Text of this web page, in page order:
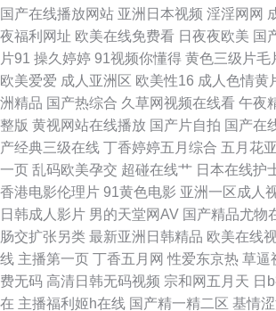
影院在线 91免视频免费看 日韩国产精品四虎 日韩A
场 欧美变态另类在线 岛国搬运最新网址 男同看片站
美女奸三级 欧美AⅤ综合观看 草草影院免费 变态另类
热精品 大香蕉网伊 自尉视频软件 日本有码区 香蕉伊
激情av自拍 欧洲色爱 欧美少女性交开包 51无码视频
插插精品 操碰熟妇 91色片 91露脸熟女精品 91次元
逼王123 最新浮力网址公 含羞草91 欧美色图色 91密
国产在线播放网站 亚洲日本视频 淫淫网网
夜福利网址 欧美在线免费看 日夜夜欧美 国
片91 操久婷婷 91视频你懂得 黄色三级片毛
欧美爱爱 成人亚洲区 欧美性16 成人色情黄
洲精品 国产热综合 久草网视频在线看 午夜
整版 黄视网站在线播放 国产片自拍 国产在
产经典三级在线 丁香婷婷五月综合 五月花
一页 乱码欧美孕交 超碰在线艹 日本在线护
香港电影伦理片 91黄色电影 亚洲一区成人
日韩成人影片 男的天堂网AV 国产精品尤物
肠交扩张另类 最新亚洲日韩精品 欧美在线
线 主播第一页 丁香五月网 性爱东京热 草逼
费无码 高清日韩无码视频 宗和网五月天 日
在 主播福利姬h在线 国产精一精二区 基情